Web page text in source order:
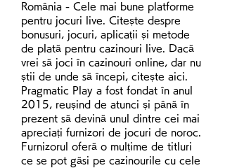
România - Cele mai bune platforme
pentru jocuri live. Citește despre
bonusuri, jocuri, aplicații și metode
de plată pentru cazinouri live. Dacă
vrei să joci în cazinouri online, dar nu
știi de unde să începi, citește aici.
Pragmatic Play a fost fondat în anul
2015, reușind de atunci și până în
prezent să devină unul dintre cei mai
apreciați furnizori de jocuri de noroc.
Furnizorul oferă o mulțime de titluri
ce se pot găsi pe cazinourile cu cele